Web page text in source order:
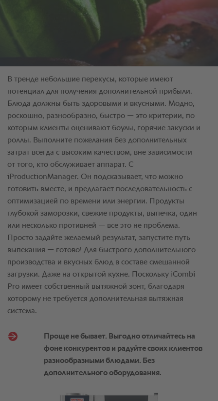
В тренде небольшие перекусы, которые имеют
потенциал для получения дополнительной прибыли.
Блюда должны быть здоровыми и вкусными. Модно,
роскошно, разнообразно, быстро — это критерии, по
которым клиенты оценивают боулы, горячие закуски и
роллы. Выполните пожелания без дополнительных
затрат всегда с высоким качеством, вне зависимости
от того, кто обслуживает аппарат. С
iProductionManager. Он подсказывает, что можно
готовить вместе, и предлагает последовательность с
оптимизацией по времени или энергии. Продукты
глубокой заморозки, свежие продукты, выпечка, один
или несколько противней — все это не проблема.
Просто задайте желаемый результат, запустите путь
выпекания — готово! Для быстрого дополнительного
производства и вкусных блюд в составе смешанной
загрузки. Даже на открытой кухне. Поскольку iCombi
Pro имеет собственный вытяжной зонт, благодаря
которому не требуется дополнительная вытяжная
система.
Проще не бывает. Выгодно отличайтесь на
фоне конкурентов и радуйте своих клиентов
разнообразными блюдами. Без
дополнительного оборудования.